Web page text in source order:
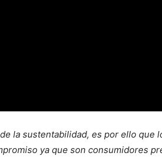
la sustentabilidad, es por ello que
ya que son consumidores